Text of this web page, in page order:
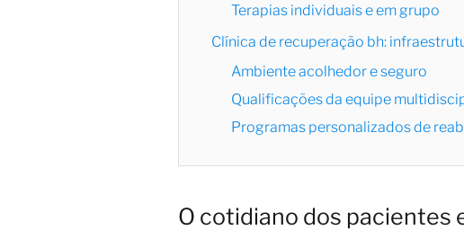
Terapias individuais e em grupo
Clínica de recuperação bh:
Ambiente acolhedor e seguro
Qualificações da equipe
Programas personalizados de
O cotidiano dos pacientes